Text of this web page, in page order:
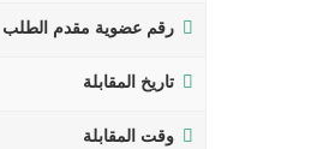
رقم عضوية مقدم الطلب
تاريخ المقابلة
وقت المقابلة